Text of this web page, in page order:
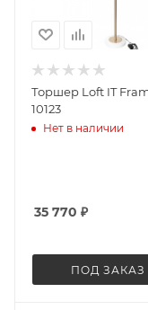
Торшер Loft IT
10123
Нет в наличии
35 770 ₽
ПОД ЗАКАЗ